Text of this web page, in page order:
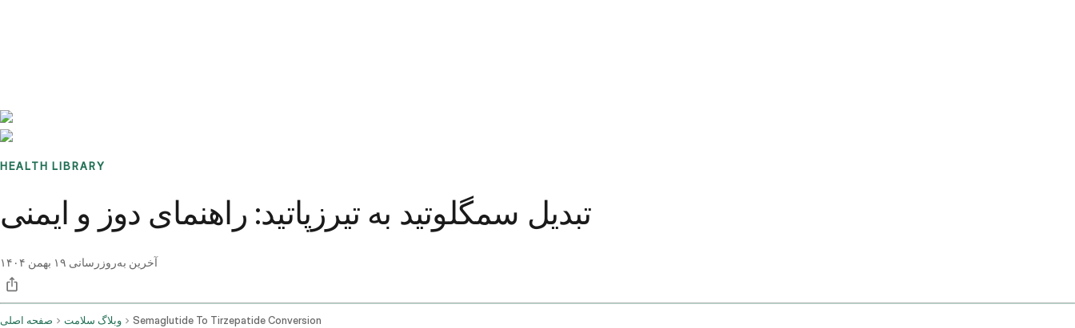
HEALTH LIBRARY
تبدیل سمگلوتید به تیرزپاتید: راهنمای دوز و ایمنی
آخرین به‌روزرسانی ۱۹ بهمن ۱۴۰۴
صفحه اصلی وبلاگ سلامت Semaglutide To Tirzepatide Conversion